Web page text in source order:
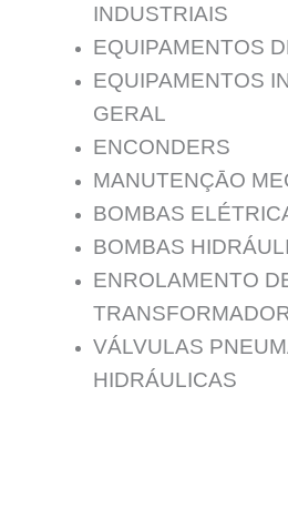
INDUSTRIAIS
EQUIPAMENTOS
EQUIPAMENTOS
GERAL
ENCONDERS
MANUTENÇĀO
BOMBAS
BOMBAS
ENROLAMENTO
VÁLVULAS
HIDRÁULICAS